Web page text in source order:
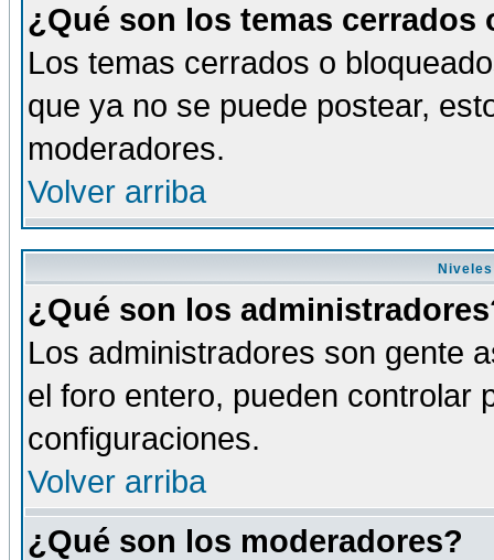
¿Qué son los temas cerrados
Los temas cerrados o
que ya no se puede postear,
moderadores.
Volver arriba
¿Qué son los
Los administradores son gente
el foro entero, pueden controlar
configuraciones.
Volver arriba
¿Qué son los moderadores?